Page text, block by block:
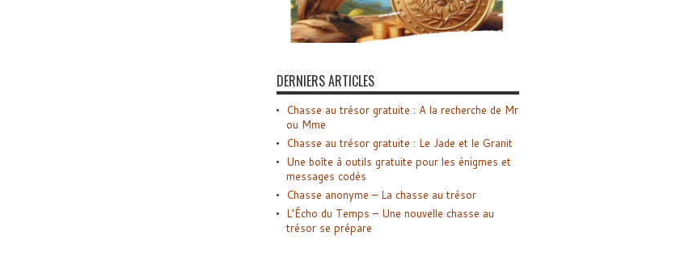
DERNIERS ARTICLES
Chasse au trésor gratuite : A la recherche de Mr
ou Mme
Chasse au trésor gratuite : Le Jade et le Granit
Une boîte à outils gratuite pour les énigmes et
messages codés
Chasse anonyme – La chasse au trésor
L’Écho du Temps – Une nouvelle chasse au
trésor se prépare